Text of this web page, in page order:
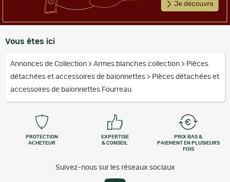
Vous êtes ici
Annonces de Collection > Armes blanches collection > Pièces
détachées et accessoires de baïonnettes > Pièces détachées et
accessoires de baïonnettes Fourreau
PROTECTION
ACHETEUR
EXPERTISE
& CONSEIL
PRIX BAS &
PAIEMENT EN PLUSIEURS
FOIS
Suivez-nous sur les réseaux sociaux